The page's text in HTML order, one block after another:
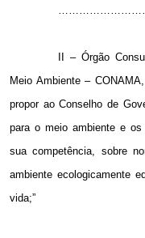
II – Órgão
Meio Ambiente –
propor ao Conselho de
para o meio ambiente e
sua competência, sobre
ambiente ecologicamente
vida;”